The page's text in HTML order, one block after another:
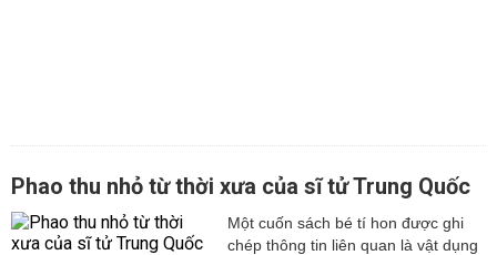
Phao thu nhỏ từ thời xưa của sĩ tử Trung Quốc
Một cuốn sách bé tí hon được ghi
chép thông tin liên quan là vật dụng